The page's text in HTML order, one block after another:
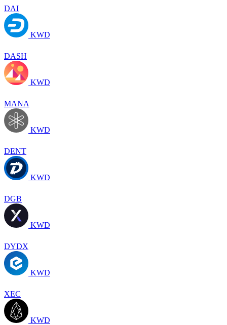
DAI
KWD
DASH
KWD
MANA
KWD
DENT
KWD
DGB
KWD
DYDX
KWD
XEC
KWD